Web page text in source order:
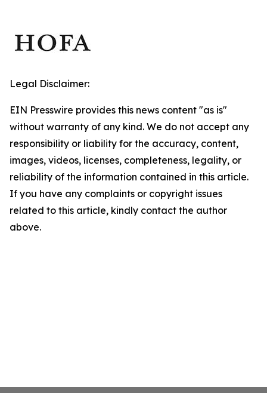
Legal Disclaimer:
EIN Presswire provides this news content "as is"
without warranty of any kind. We do not accept any
responsibility or liability for the accuracy, content,
images, videos, licenses, completeness, legality, or
reliability of the information contained in this article.
If you have any complaints or copyright issues
related to this article, kindly contact the author
above.